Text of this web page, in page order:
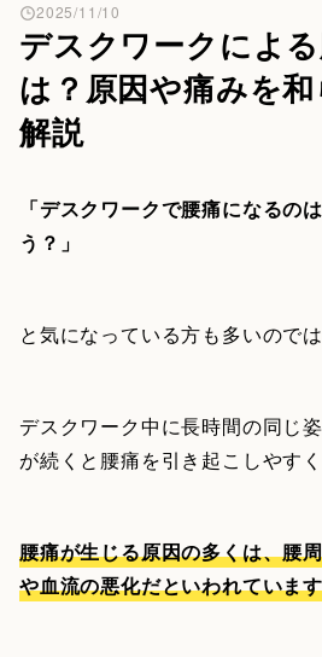
デスクワークによ
は？原因や痛みを
解説
2025/11/10
「デスクワークで腰痛になるの
う？」
と気になっている方も多いので
デスクワーク中に長時間の同じ
が続くと腰痛を引き起こしやすく
腰痛が生じる原因の多くは、腰
や血流の悪化だといわれています